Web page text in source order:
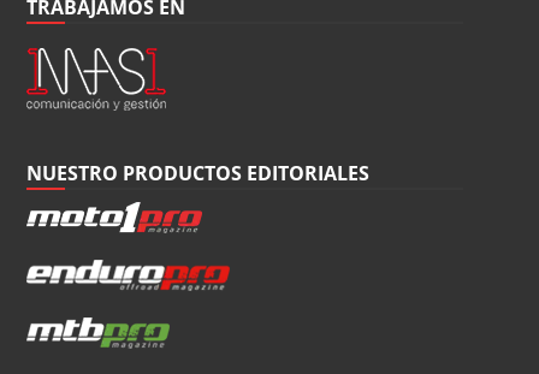
TRABAJAMOS EN
NUESTRO PRODUCTOS EDITORIALES